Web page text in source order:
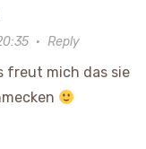
· Reply
freut mich das sie